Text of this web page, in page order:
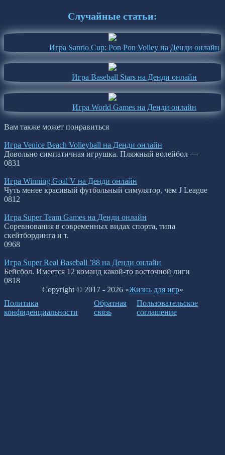
Случайные статьи:
Игра Sanrio Cup: Pon Pon Volley на Денди онлайн
Игра Baseball Stars на Денди онлайн
Игра World Games на Денди онлайн
Вам также может понравиться
Игра Venice Beach Volleyball на Денди онлайн
Довольно симпатичная игрушка. Пляжный волейбол —
0831
Игра Winning Goal V на Денди онлайн
Чуть менее красивый футбольный симулятор, чем J League
0812
Игра Super Team Games на Денди онлайн
Соревнования в современных видах спорта, типа
скейтбординга и т.
0968
Игра Super Real Baseball ’88 на Денди онлайн
Бейсбол. Имеется 12 команд какой-то восточной лиги
0818
Copyright © 2017 - 2026 «Жизнь для игр»
Политика
конфиденциальности
Обратная
связь
Пользовательское
соглашение